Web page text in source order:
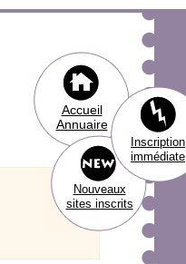
Accueil
Annuaire
Inscription
immédiate
Nouveaux
sites inscrits